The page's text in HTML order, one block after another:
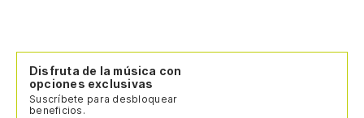
Disfruta de la música con
opciones exclusivas
Suscríbete para desbloquear
beneficios.